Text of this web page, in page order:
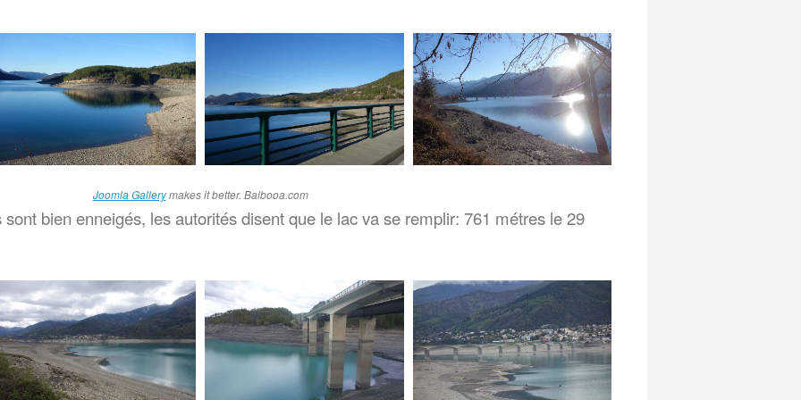
Joomla Gallerymakes it better. Balbooa.com
bien enneigés, les autorités disent que le lac va se remplir: 761 métres le 29